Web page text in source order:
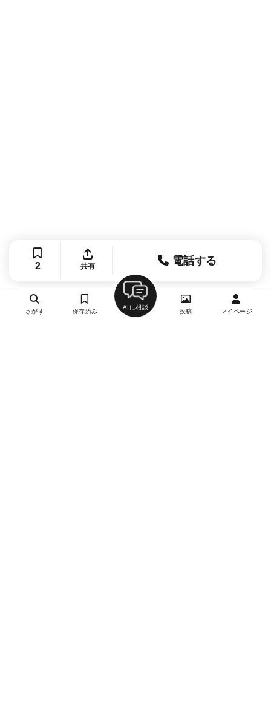
2 共有 電話する
さがす 保存済み
AIに相談
投稿 マイページ